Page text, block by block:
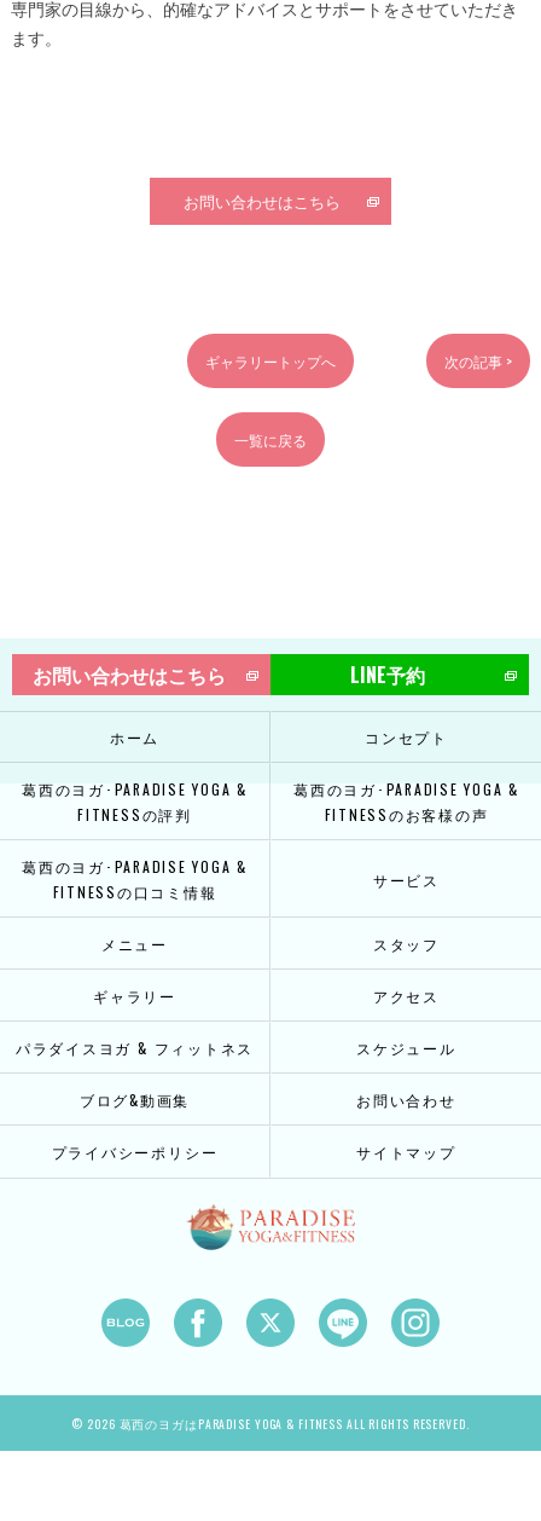
専門家の目線から、的確なアドバイスとサポートをさせていただき
ます。
お問い合わせはこちら
ギャラリートップへ 次の記事 >
一覧に戻る
お問い合わせはこちら LINE予約
ホーム コンセプト
葛西のヨガ･PARADISE YOGA &
FITNESSの評判
葛西のヨガ･PARADISE YOGA &
FITNESSのお客様の声
葛西のヨガ･PARADISE YOGA &
FITNESSの口コミ情報
サービス
メニュー スタッフ
ギャラリー アクセス
パラダイスヨガ & フィットネス スケジュール
ブログ&動画集 お問い合わせ
プライバシーポリシー サイトマップ
© 2026 葛西のヨガはPARADISE YOGA & FITNESS ALL RIGHTS RESERVED.